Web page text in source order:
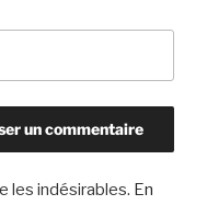
les indésirables. En